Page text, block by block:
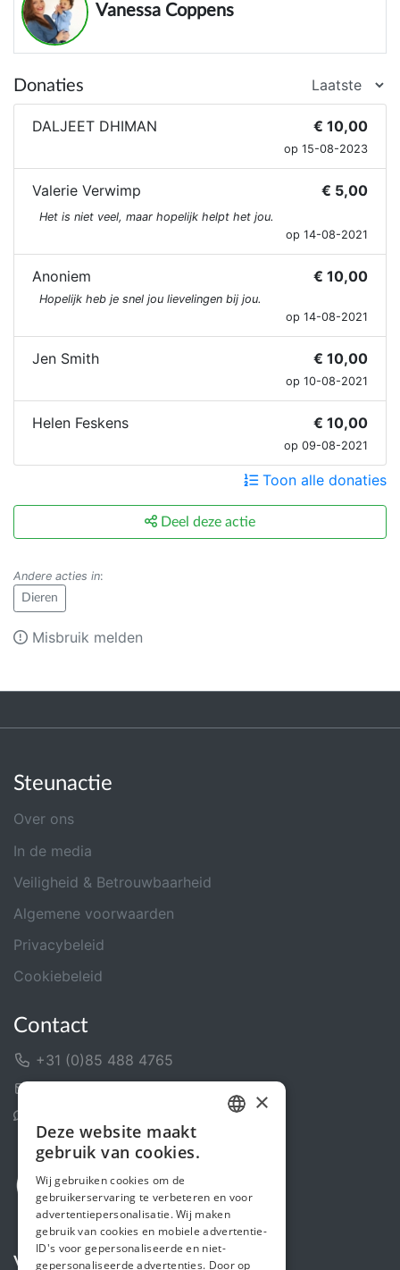
Vanessa Coppens
Donaties
DALJEET DHIMAN € 10,00
op 15-08-2023
Valerie Verwimp € 5,00
Het is niet veel, maar hopelijk helpt het jou.
op 14-08-2021
Anoniem € 10,00
Hopelijk heb je snel jou lievelingen bij jou.
op 14-08-2021
Jen Smith € 10,00
op 10-08-2021
Helen Feskens € 10,00
op 09-08-2021
Toon alle donaties
Deel deze actie
Andere acties in:
Dieren
Misbruik melden
Steunactie
Over ons
In de media
Veiligheid & Betrouwbaarheid
Algemene voorwaarden
Privacybeleid
Cookiebeleid
Contact
+31 (0)85 488 4765
Volg ons
ENGLISH
×
Deze website maakt
gebruik van cookies.
Wij gebruiken cookies om de
gebruikerservaring te verbeteren en voor
advertentiepersonalisatie. Wij maken
gebruik van cookies en mobiele advertentie-
ID's voor gepersonaliseerde en niet-
gepersonaliseerde advertenties. Door op